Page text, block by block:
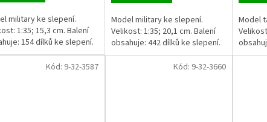
military ke slepení.
1:35; 15,3 cm. Balení
154 dílků ke slepení.
Model military ke slepení.
Velikost: 1:35; 20,1 cm. Balení
obsahuje: 442 dílků ke slepení.
Model
Kód: 9-32-3587 Kód: 9-32-3660